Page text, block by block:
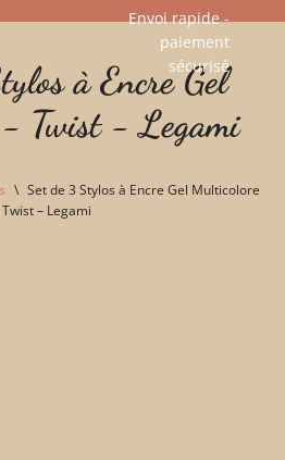
Envoi rapide -
paiement
sécurisé​
à Encre Gel
Twist - Legami
\ Set de 3 Stylos à Encre Gel Multicolore
Twist – Legami